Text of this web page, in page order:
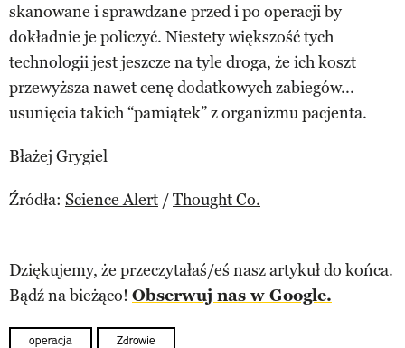
skanowane i sprawdzane przed i po operacji by
dokładnie je policzyć. Niestety większość tych
technologii jest jeszcze na tyle droga, że ich koszt
przewyższa nawet cenę dodatkowych zabiegów...
usunięcia takich “pamiątek” z organizmu pacjenta.
Błażej Grygiel
Źródła: Science Alert /Thought Co.
Dziękujemy, że przeczytałaś/eś nasz artykuł do końca.
Bądź na bieżąco! Obserwuj nas w Google.
operacja Zdrowie